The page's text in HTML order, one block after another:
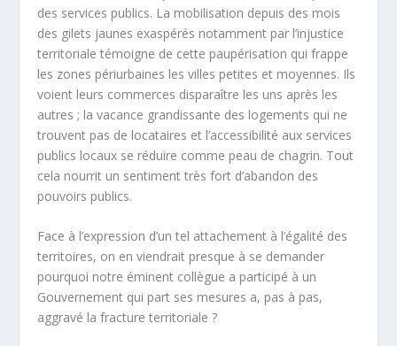
des services publics. La mobilisation depuis des mois
des gilets jaunes exaspérés notamment par l’injustice
territoriale témoigne de cette paupérisation qui frappe
les zones périurbaines les villes petites et moyennes. Ils
voient leurs commerces disparaître les uns après les
autres ; la vacance grandissante des logements qui ne
trouvent pas de locataires et l’accessibilité aux services
publics locaux se réduire comme peau de chagrin. Tout
cela nourrit un sentiment très fort d’abandon des
pouvoirs publics.
Face à l’expression d’un tel attachement à l’égalité des
territoires, on en viendrait presque à se demander
pourquoi notre éminent collègue a participé à un
Gouvernement qui part ses mesures a, pas à pas,
aggravé la fracture territoriale ?